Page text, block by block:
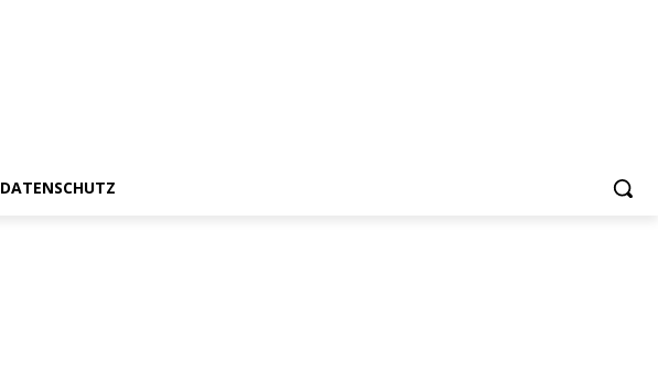
DATENSCHUTZ